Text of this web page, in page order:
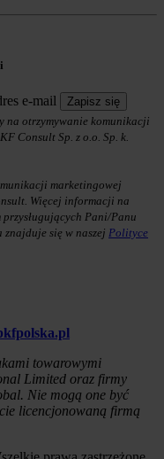
e-mail
Zapisz się
na otrzymywanie komunikacji
Consult Sp. z o.o. Sp. k.
marketingowej
Więcej informacji na
Pani/Panu
się w naszej Polityce
towarowymi
Limited oraz firmy
Nie mogą one być
licencjonowaną firmą